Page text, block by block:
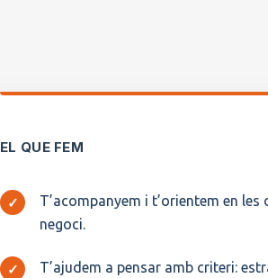
EL QUE FEM
✓
T’acompanyem i t’orientem en
negoci.
✓
T’ajudem a pensar amb criteri: